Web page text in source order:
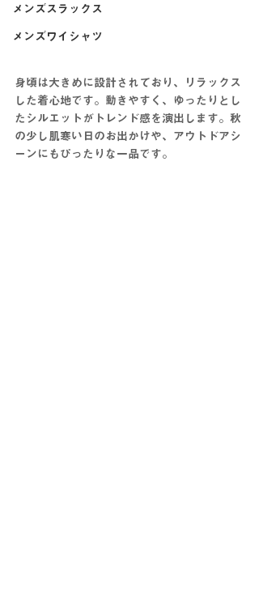
メンズスラックス
メンズワイシャツ
身頃は大きめに設計されており、リラックス
した着心地です。動きやすく、ゆったりとし
たシルエットがトレンド感を演出します。秋
の少し肌寒い日のお出かけや、アウトドアシ
ーンにもぴったりな一品です。